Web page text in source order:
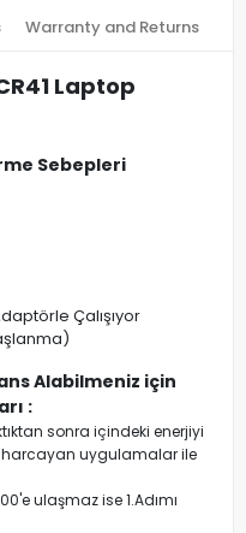
Warranty and Returns
Laptop
Sebepleri
Çalışıyor
Alabilmeniz için
:
sonra içindeki enerjiyi
harcayan uygulamalar ile
ulaşmaz ise 1.Adımı